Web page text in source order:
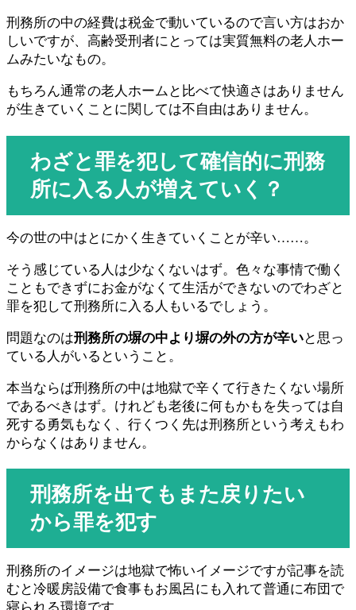
刑務所の中の経費は税金で動いているので言い方はおか
しいですが、高齢受刑者にとっては実質無料の老人ホー
ムみたいなもの。
もちろん通常の老人ホームと比べて快適さはありません
が生きていくことに関しては不自由はありません。
わざと罪を犯して確信的に刑務
所に入る人が増えていく？
今の世の中はとにかく生きていくことが辛い……。
そう感じている人は少なくないはず。色々な事情で働く
こともできずにお金がなくて生活ができないのでわざと
罪を犯して刑務所に入る人もいるでしょう。
問題なのは刑務所の塀の中より塀の外の方が辛いと思っ
ている人がいるということ。
本当ならば刑務所の中は地獄で辛くて行きたくない場所
であるべきはず。けれども老後に何もかもを失っては自
死する勇気もなく、行くつく先は刑務所という考えもわ
からなくはありません。
刑務所を出てもまた戻りたい
から罪を犯す
刑務所のイメージは地獄で怖いイメージですが記事を読
むと冷暖房設備で食事もお風呂にも入れて普通に布団で